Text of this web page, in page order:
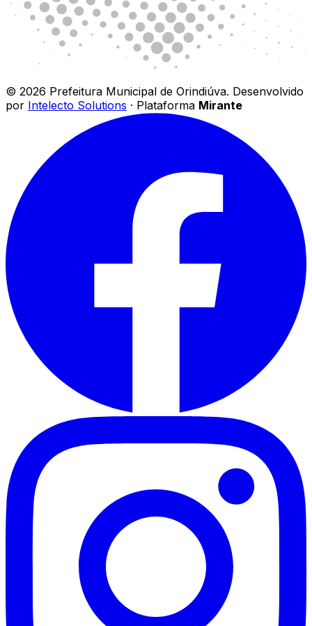
© 2026 Prefeitura Municipal de Orindiúva. Desenvolvido
por Intelecto Solutions · Plataforma Mirante